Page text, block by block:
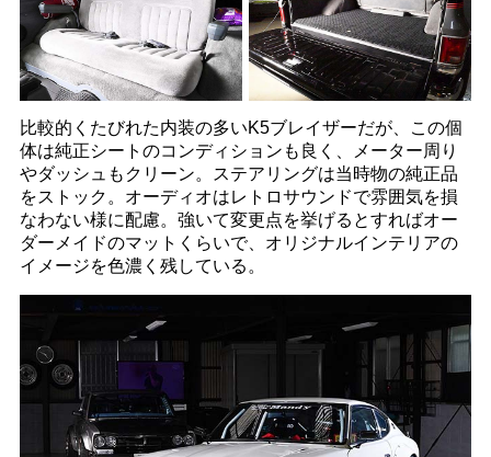
比較的くたびれた内装の多いK5ブレイザーだが、この個
体は純正シートのコンディションも良く、メーター周り
やダッシュもクリーン。ステアリングは当時物の純正品
をストック。オーディオはレトロサウンドで雰囲気を損
なわない様に配慮。強いて変更点を挙げるとすればオー
ダーメイドのマットくらいで、オリジナルインテリアの
イメージを色濃く残している。